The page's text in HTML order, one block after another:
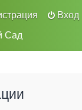
Вход
Сад